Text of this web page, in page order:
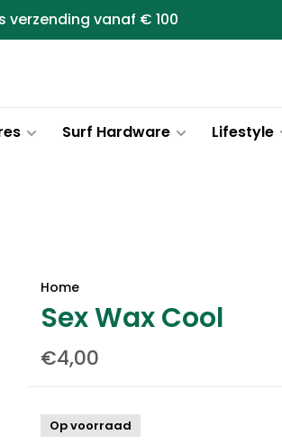
verzending vanaf € 100
Surf Hardware Lifestyle
Home
Sex Wax Cool
€4,00
Op voorraad